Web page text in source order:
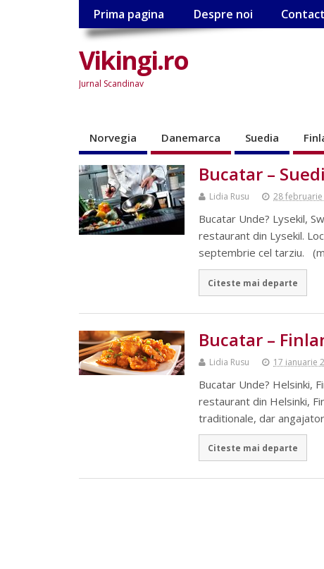
Prima pagina Despre noi Contact
Vikingi.ro
Jurnal Scandinav
Norvegia Danemarca Suedia
Bucatar –
Lidia Rusu 28 februarie
Bucatar Unde? Lysekil,
restaurant din Lysekil.
septembrie cel tarziu.
Citeste mai departe
Bucatar –
Lidia Rusu 17 ianuarie
Bucatar Unde? Helsinki,
restaurant din Helsinki,
traditionale, dar
Citeste mai departe